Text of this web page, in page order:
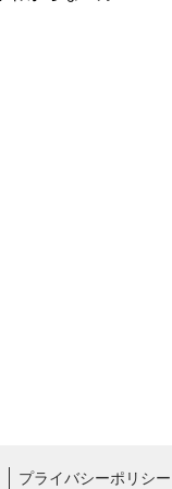
プライバシーポリシー